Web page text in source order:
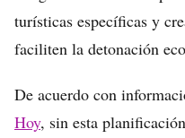
turísticas específicas y
faciliten la detonación
De acuerdo con
Hoy, sin esta